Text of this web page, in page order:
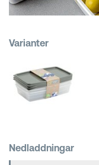
Varianter
Nedladdningar